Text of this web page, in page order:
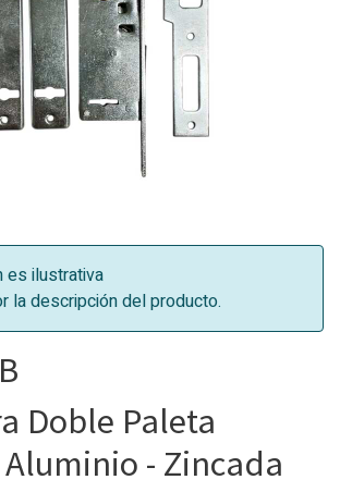
es ilustrativa
la descripción del producto.
Doble Paleta
- Zincada